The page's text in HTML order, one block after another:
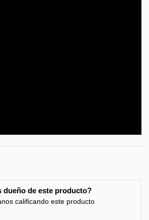
dueño de este producto?
calificando este producto